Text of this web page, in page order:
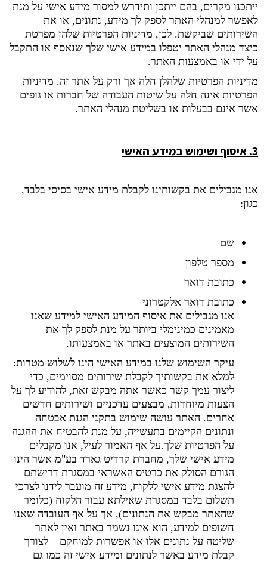
ייתכנו מקרים, בהם ייתכן ותידרש למסור מידע אישי על מנת
לאפשר למנהלי האתר לספק לך מידע, נתונים, או את
השירותים שביקשת. לכן, מדיניות הפרטיות שלהן מפרטת
כיצד מנהלי האתר יטפלו במידע אישי שלך שנאסף או התקבל
על ידי או באמצעות האתר.
מדיניות הפרטיות שלהלן חלה אך ורק על אתר זה. מדיניות
הפרטיות אינה חלה על שיטות העבודה של חברות או גופים
אשר אינם בבעלות או בשליטת מנהלי האתר.
3. איסוף ושימוש במידע האישי
אנו מגבילים את בקשותינו לקבלת מידע אישי בסיסי בלבד,
כגון:
שם
מספר טלפון
כתובת דואר
כתובת דואר אלקטרוני
אנו מגבילים את איסוף המידע האישי למידע שאנו
מאמינים כמינימלי ביותר על מנת לספק לך את
השירותים המוצעים באתר או באמצעותו.
עיקר השימוש שלנו במידע האישי הינו לשלוש מטרות:
למלא את בקשותיך לקבלת שירותים מסוימים, כדי
ליצור עמך קשר כאשר אתה מבקש זאת, להודיע לך על
הצעות מיוחדות, מבצעים עדכניים ושירותים חדשים
אחרים. האתר עושה שימוש בתקני הגנת אבטחה
ונתונים הקיימים בתעשייה, על מנת להבטיח את ההגנה
על הפרטיות שלך.על אף האמור לעיל, אנו מקבלים
מידע אישי שלך, מחברת קרדיט גארד בע"מ אשר הינו
הגורם הסולק את כרטיס האשראי במסגרת דרישתם
להצגת מידע אישי ללקוח, מידע זה מועבר לידנו לצרכי
תשלום בלבד במסגרת שאילתא עבור הלקוח (כלומר
שהאתר מבקש את הנתונים), אך על אף העובדה שאנו
חשופים למידע, הוא אינו נשמר באתר ואין לאתר
שליטה על נתונים אלו או אפשרות למוחקם – לצורך
קבלת מידע באשר לנתונים ומידע אישי זה כמו גם